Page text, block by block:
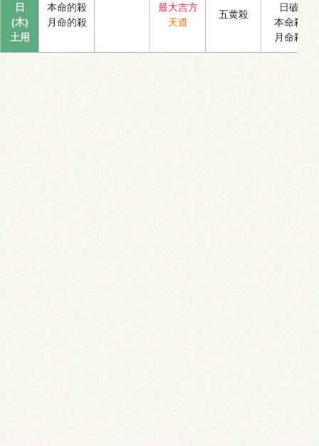
日
(木)
土用
本命的殺
月命的殺
最大吉方
天道
五黄殺
日破
本命殺
月命殺